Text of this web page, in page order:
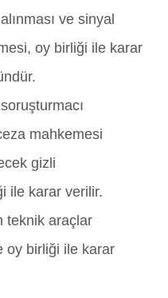
ve sinyal
oy birliği ile karar
mahkemesi
gizli
ile karar verilir.
teknik araçlar
oy birliği ile karar